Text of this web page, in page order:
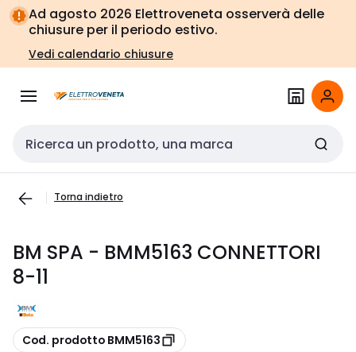
Vai alla
navigazione
Vai
alla
pagina
Ad agosto 2026 Elettroveneta osserverà delle
chiusure per il periodo estivo.
Vedi calendario chiusure
Cerca input
Torna indietro
BM SPA - BMM5163 CONNETTORI
8-11
copia
Cod. prodotto BMM5163